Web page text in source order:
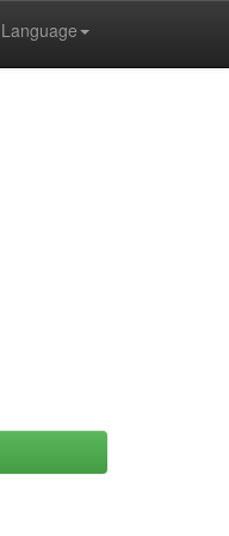
Language